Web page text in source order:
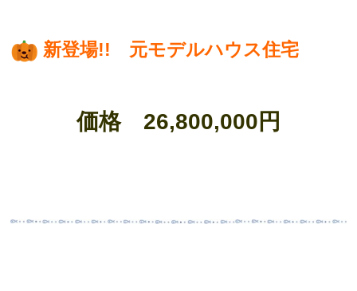
新登場!! 元モデルハウス住宅
価格 26,800,000円